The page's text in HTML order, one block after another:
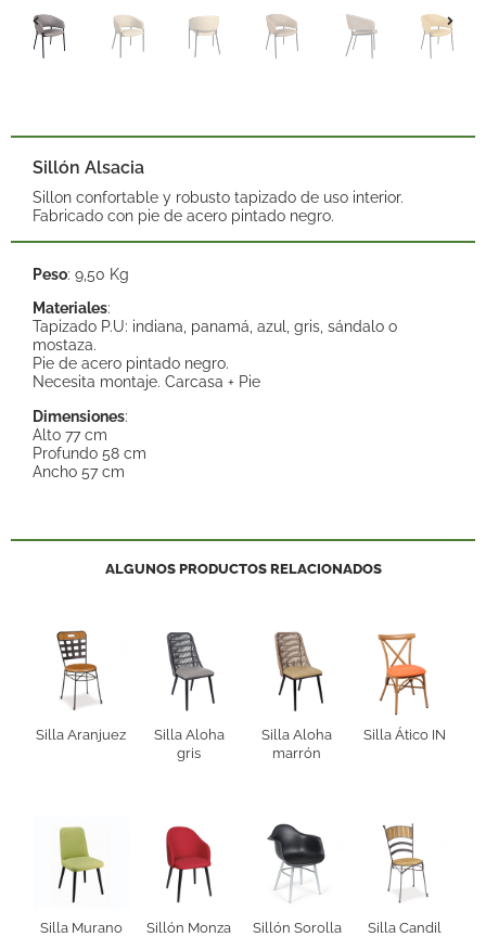
Sillón Alsacia
Sillon confortable y robusto tapizado de uso interior.
Fabricado con pie de acero pintado negro.
Peso: 9,50 Kg
Materiales:
Tapizado P.U: indiana, panamá, azul, gris, sándalo o
mostaza.
Pie de acero pintado negro.
Necesita montaje. Carcasa + Pie
Dimensiones:
Alto 77 cm
Profundo 58 cm
Ancho 57 cm
ALGUNOS PRODUCTOS RELACIONADOS
Silla Aranjuez
Silla Aloha
gris
Silla Aloha
marrón
Silla Ático IN
Silla Murano Sillón Monza Sillón Sorolla Silla Candil